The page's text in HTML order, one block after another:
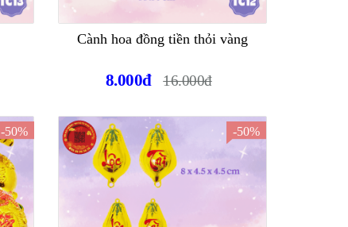
Cành hoa đồng tiền thỏi vàng
8.000đ 16.000đ
-50% -50%